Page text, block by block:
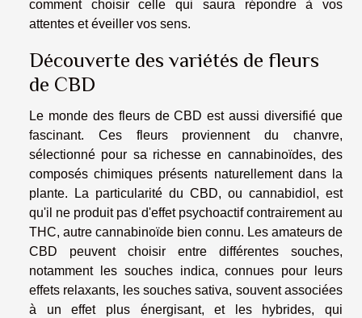
comment choisir celle qui saura répondre à vos
attentes et éveiller vos sens.
Découverte des variétés de fleurs
de CBD
Le monde des fleurs de CBD est aussi diversifié que
fascinant. Ces fleurs proviennent du chanvre,
sélectionné pour sa richesse en cannabinoïdes, des
composés chimiques présents naturellement dans la
plante. La particularité du CBD, ou cannabidiol, est
qu'il ne produit pas d'effet psychoactif contrairement au
THC, autre cannabinoïde bien connu. Les amateurs de
CBD peuvent choisir entre différentes souches,
notamment les souches indica, connues pour leurs
effets relaxants, les souches sativa, souvent associées
à un effet plus énergisant, et les hybrides, qui